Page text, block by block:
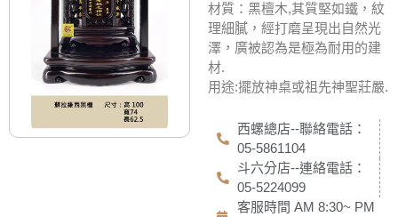
材質：黑檀木,其質堅如鐵，紋
理細膩，經打磨呈現出自然光
澤，廣被認為是極為耐用的建
材.
用途:擺放神桌或祖先神聖莊嚴.
西螺總店--聯絡電話：
05-5861104
斗六分店--連絡電話：
05-5224099
客服時間 AM 8:30~ PM